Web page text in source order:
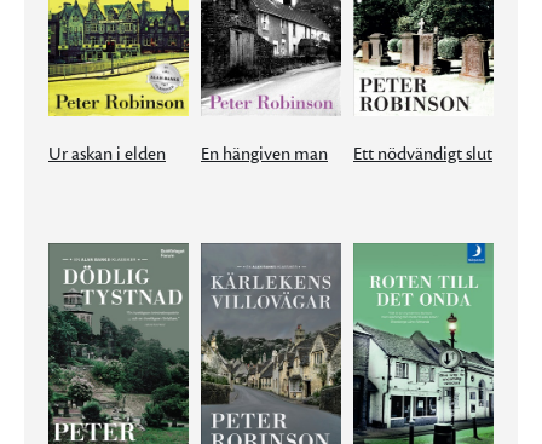
Ur askan i elden En hängiven man Ett nödvändigt slut